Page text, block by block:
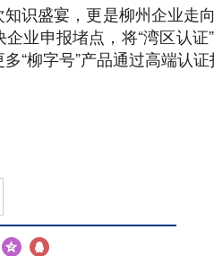
识盛宴，更是柳州企业走
业申报堵点，将“湾区认
“柳字号”产品通过高端认